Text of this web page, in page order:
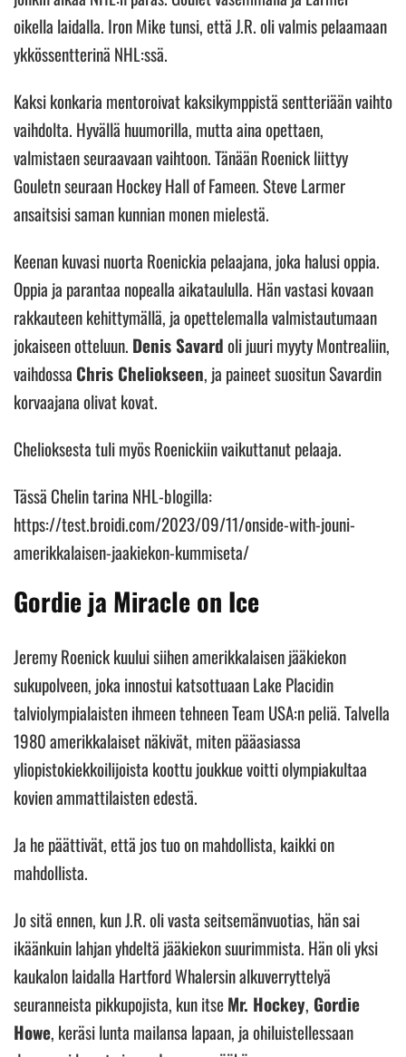
oikella laidalla. Iron Mike tunsi, että J.R. oli valmis pelaamaan
ykkössentterinä NHL:ssä.
Kaksi konkaria mentoroivat kaksikymppistä sentteriään vaihto
vaihdolta. Hyvällä huumorilla, mutta aina opettaen,
valmistaen seuraavaan vaihtoon. Tänään Roenick liittyy
Gouletn seuraan Hockey Hall of Fameen. Steve Larmer
ansaitsisi saman kunnian monen mielestä.
Keenan kuvasi nuorta Roenickia pelaajana, joka halusi oppia.
Oppia ja parantaa nopealla aikataululla. Hän vastasi kovaan
rakkauteen kehittymällä, ja opettelemalla valmistautumaan
jokaiseen otteluun. Denis Savardoli juuri myyty Montrealiin,
vaihdossa Chris Cheliokseen, ja paineet suositun Savardin
korvaajana olivat kovat.
Chelioksesta tuli myös Roenickiin vaikuttanut pelaaja.
Tässä Chelin tarina NHL-blogilla:
https://test.broidi.com/2023/09/11/onside-with-jouni-
amerikkalaisen-jaakiekon-kummiseta/
Gordie ja Miracle on Ice
Jeremy Roenick kuului siihen amerikkalaisen jääkiekon
sukupolveen, joka innostui katsottuaan Lake Placidin
talviolympialaisten ihmeen tehneen Team USA:n peliä. Talvella
1980 amerikkalaiset näkivät, miten pääasiassa
yliopistokiekkoilijoista koottu joukkue voitti olympiakultaa
kovien ammattilaisten edestä.
Ja he päättivät, että jos tuo on mahdollista, kaikki on
mahdollista.
Jo sitä ennen, kun J.R. oli vasta seitsemänvuotias, hän sai
ikäänkuin lahjan yhdeltä jääkiekon suurimmista. Hän oli yksi
kaukalon laidalla Hartford Whalersin alkuverryttelyä
seuranneista pikkupojista, kun itseMr. Hockey, Gordie
Howe, keräsi lunta mailansa lapaan, ja ohiluistellessaan